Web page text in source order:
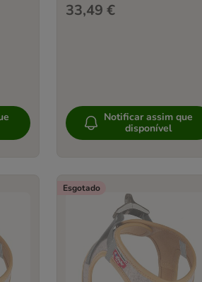
33,49 €
Notificar assim que
disponível
Esgotado